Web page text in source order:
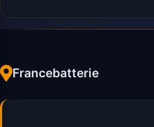
Francebatterie